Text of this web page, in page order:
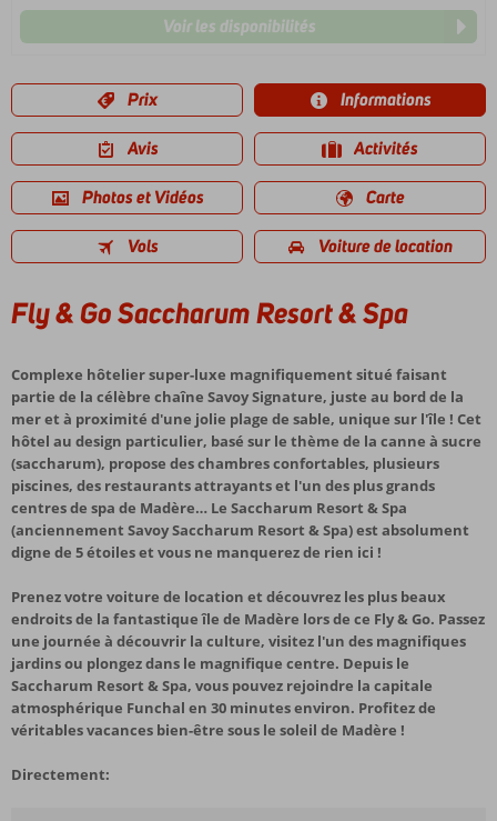
Voir les disponibilités
Prix Informations
Avis Activités
Photos et Vidéos Carte
Vols Voiture de location
Fly & Go Saccharum Resort & Spa
Complexe hôtelier super-luxe magnifiquement situé faisant
partie de la célèbre chaîne Savoy Signature, juste au bord de la
mer et à proximité d'une jolie plage de sable, unique sur l'île ! Cet
hôtel au design particulier, basé sur le thème de la canne à sucre
(saccharum), propose des chambres confortables, plusieurs
piscines, des restaurants attrayants et l'un des plus grands
centres de spa de Madère… Le Saccharum Resort & Spa
(anciennement Savoy Saccharum Resort & Spa) est absolument
digne de 5 étoiles et vous ne manquerez de rien ici !
Prenez votre voiture de location et découvrez les plus beaux
endroits de la fantastique île de Madère lors de ce Fly & Go. Passez
une journée à découvrir la culture, visitez l'un des magnifiques
jardins ou plongez dans le magnifique centre. Depuis le
Saccharum Resort & Spa, vous pouvez rejoindre la capitale
atmosphérique Funchal en 30 minutes environ. Profitez de
véritables vacances bien-être sous le soleil de Madère !
Directement: